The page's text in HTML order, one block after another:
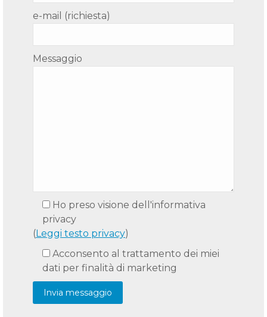
e-mail (richiesta)
Messaggio
Ho preso visione dell'informativa
privacy
( Leggi testo privacy)
Acconsento al trattamento dei miei
dati per finalità di marketing